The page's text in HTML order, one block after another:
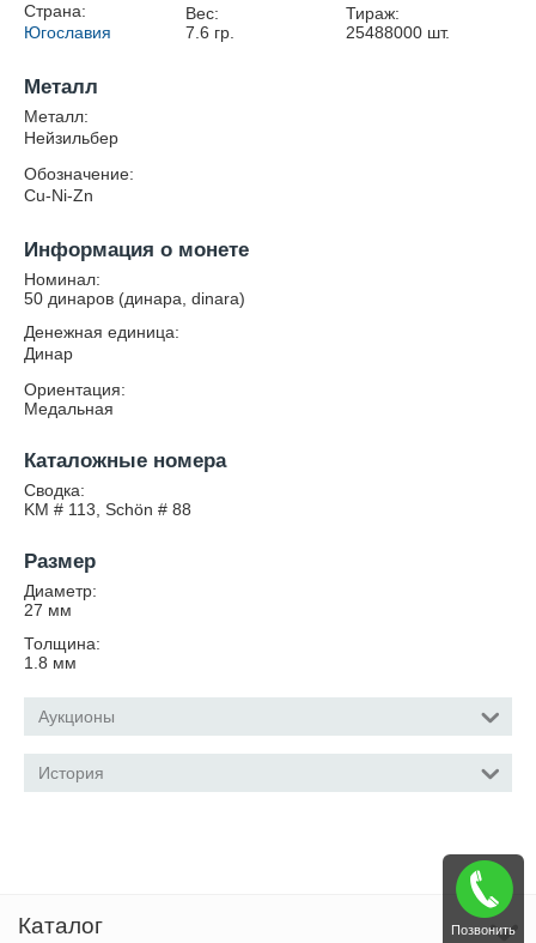
Страна:
Югославия
Вес:
7.6 гр.
Тираж:
25488000 шт.
Металл
Металл:
Нейзильбер
Обозначение:
Cu-Ni-Zn
Информация о монете
Номинал:
50 динаров (динара, dinara)
Денежная единица:
Динар
Ориентация:
Медальная
Каталожные номера
Сводка:
KM # 113, Schön # 88
Размер
Диаметр:
27 мм
Толщина:
1.8 мм
Аукционы
История
Каталог Позвонить